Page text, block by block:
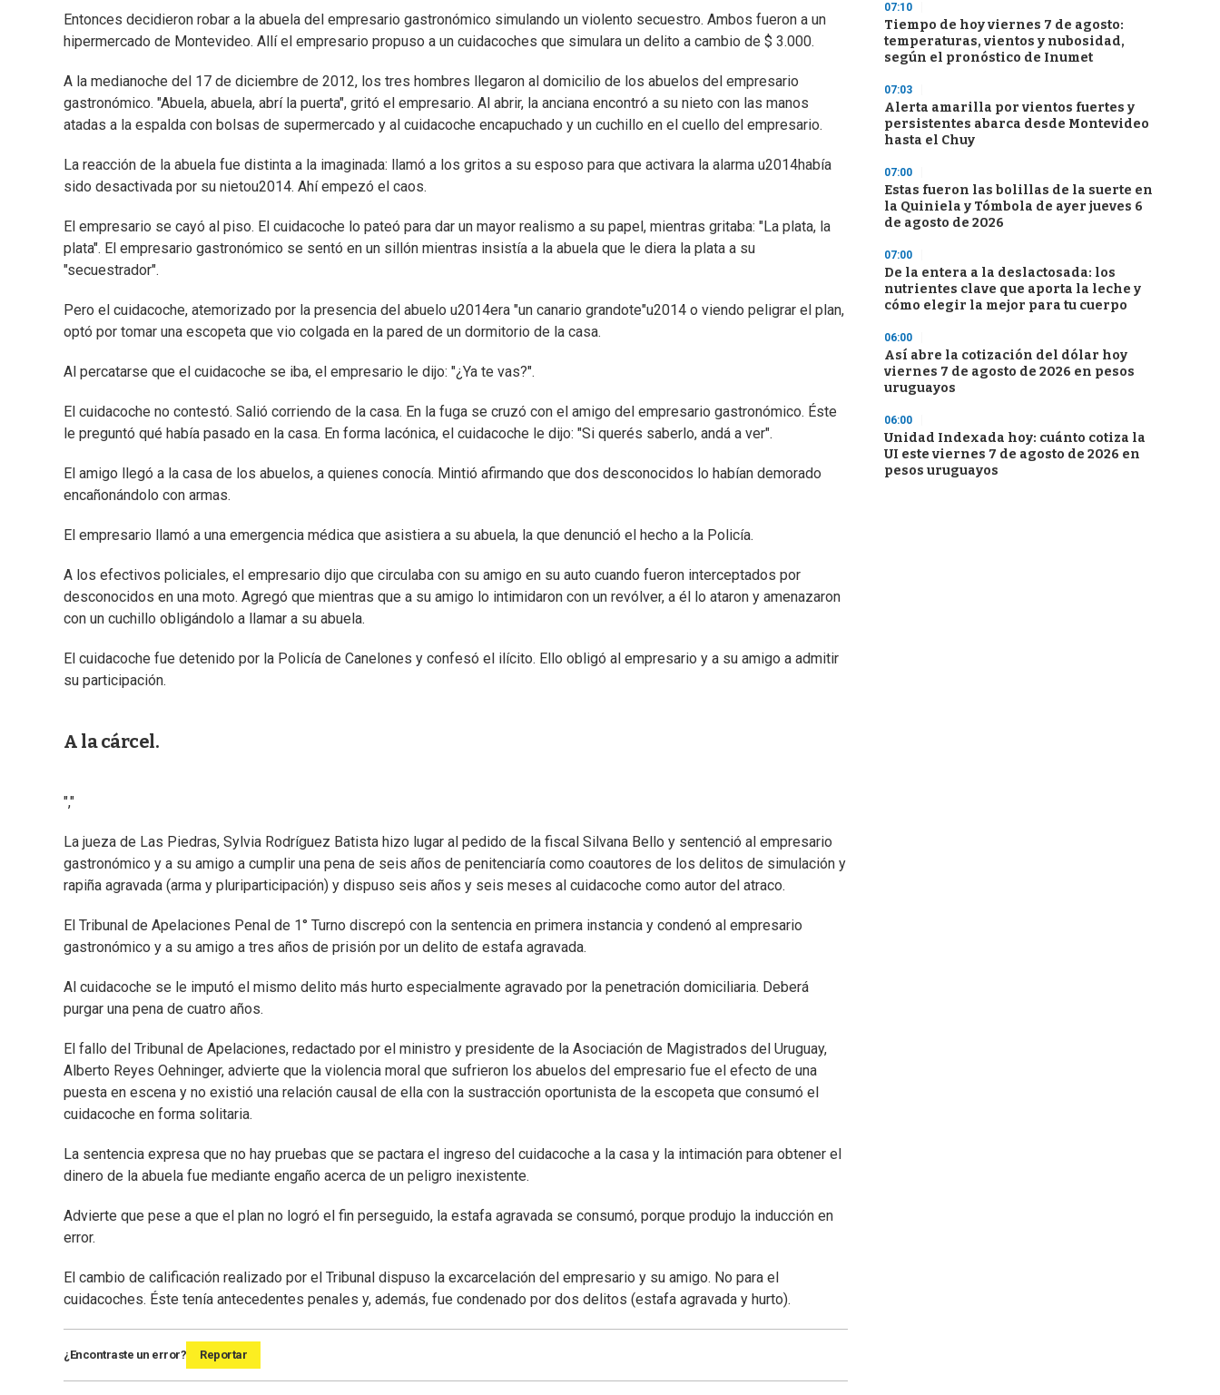
Entonces decidieron robar a la abuela del empresario gastronómico simulando un violento secuestro. Ambos fueron a un
hipermercado de Montevideo. Allí el empresario propuso a un cuidacoches que simulara un delito a cambio de $ 3.000.
A la medianoche del 17 de diciembre de 2012, los tres hombres llegaron al domicilio de los abuelos del empresario
gastronómico. "Abuela, abuela, abrí la puerta", gritó el empresario. Al abrir, la anciana encontró a su nieto con las manos
atadas a la espalda con bolsas de supermercado y al cuidacoche encapuchado y un cuchillo en el cuello del empresario.
La reacción de la abuela fue distinta a la imaginada: llamó a los gritos a su esposo para que activara la alarma u2014había
sido desactivada por su nietou2014. Ahí empezó el caos.
El empresario se cayó al piso. El cuidacoche lo pateó para dar un mayor realismo a su papel, mientras gritaba: "La plata, la
plata". El empresario gastronómico se sentó en un sillón mientras insistía a la abuela que le diera la plata a su
"secuestrador".
Pero el cuidacoche, atemorizado por la presencia del abuelo u2014era "un canario grandote"u2014 o viendo peligrar el plan,
optó por tomar una escopeta que vio colgada en la pared de un dormitorio de la casa.
Al percatarse que el cuidacoche se iba, el empresario le dijo: "¿Ya te vas?".
El cuidacoche no contestó. Salió corriendo de la casa. En la fuga se cruzó con el amigo del empresario gastronómico. Éste
le preguntó qué había pasado en la casa. En forma lacónica, el cuidacoche le dijo: "Si querés saberlo, andá a ver".
El amigo llegó a la casa de los abuelos, a quienes conocía. Mintió afirmando que dos desconocidos lo habían demorado
encañonándolo con armas.
El empresario llamó a una emergencia médica que asistiera a su abuela, la que denunció el hecho a la Policía.
A los efectivos policiales, el empresario dijo que circulaba con su amigo en su auto cuando fueron interceptados por
desconocidos en una moto. Agregó que mientras que a su amigo lo intimidaron con un revólver, a él lo ataron y amenazaron
con un cuchillo obligándolo a llamar a su abuela.
El cuidacoche fue detenido por la Policía de Canelones y confesó el ilícito. Ello obligó al empresario y a su amigo a admitir
su participación.
A la cárcel.
","
La jueza de Las Piedras, Sylvia Rodríguez Batista hizo lugar al pedido de la fiscal Silvana Bello y sentenció al empresario
gastronómico y a su amigo a cumplir una pena de seis años de penitenciaría como coautores de los delitos de simulación y
rapiña agravada (arma y pluriparticipación) y dispuso seis años y seis meses al cuidacoche como autor del atraco.
El Tribunal de Apelaciones Penal de 1° Turno discrepó con la sentencia en primera instancia y condenó al empresario
gastronómico y a su amigo a tres años de prisión por un delito de estafa agravada.
Al cuidacoche se le imputó el mismo delito más hurto especialmente agravado por la penetración domiciliaria. Deberá
purgar una pena de cuatro años.
El fallo del Tribunal de Apelaciones, redactado por el ministro y presidente de la Asociación de Magistrados del Uruguay,
Alberto Reyes Oehninger, advierte que la violencia moral que sufrieron los abuelos del empresario fue el efecto de una
puesta en escena y no existió una relación causal de ella con la sustracción oportunista de la escopeta que consumó el
cuidacoche en forma solitaria.
La sentencia expresa que no hay pruebas que se pactara el ingreso del cuidacoche a la casa y la intimación para obtener el
dinero de la abuela fue mediante engaño acerca de un peligro inexistente.
Advierte que pese a que el plan no logró el fin perseguido, la estafa agravada se consumó, porque produjo la inducción en
error.
El cambio de calificación realizado por el Tribunal dispuso la excarcelación del empresario y su amigo. No para el
cuidacoches. Éste tenía antecedentes penales y, además, fue condenado por dos delitos (estafa agravada y hurto).
¿Encontraste un error? Reportar
07:10
Tiempo de hoy viernes 7 de agosto:
temperaturas, vientos y nubosidad,
según el pronóstico de Inumet
07:03
Alerta amarilla por vientos fuertes y
persistentes abarca desde Montevideo
hasta el Chuy
07:00
Estas fueron las bolillas de la suerte en
la Quiniela y Tómbola de ayer jueves 6
de agosto de 2026
07:00
De la entera a la deslactosada: los
nutrientes clave que aporta la leche y
cómo elegir la mejor para tu cuerpo
06:00
Así abre la cotización del dólar hoy
viernes 7 de agosto de 2026 en pesos
uruguayos
06:00
Unidad Indexada hoy: cuánto cotiza la
UI este viernes 7 de agosto de 2026 en
pesos uruguayos